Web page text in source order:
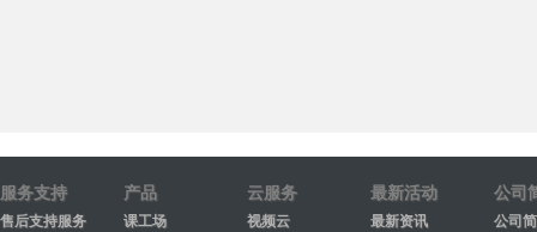
服务支持
售后支持服务
产品
课工场
云服务
视频云
最新活动
最新资讯
公司
公司